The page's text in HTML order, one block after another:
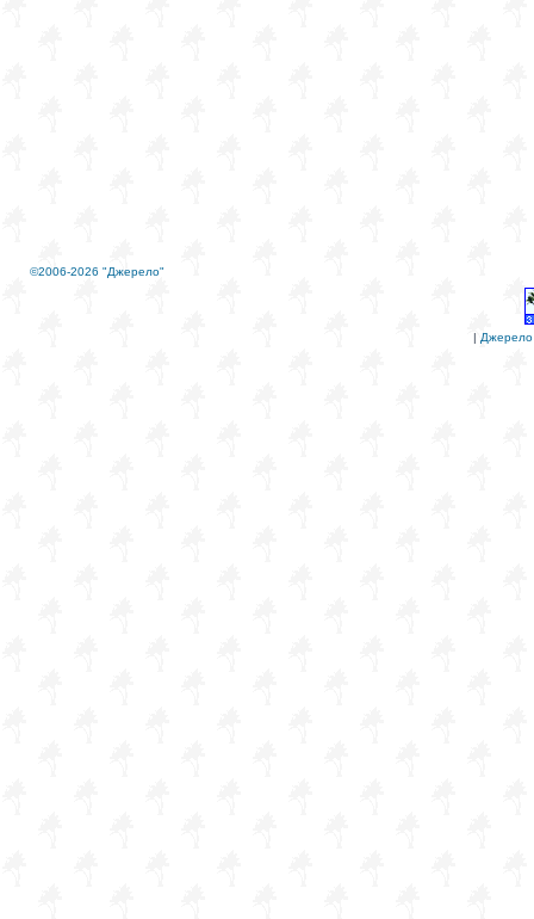
©2006-2026 "Джерело"
| Джерело